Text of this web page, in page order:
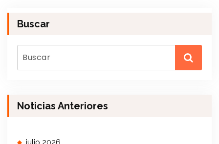
Buscar
Noticias Anteriores